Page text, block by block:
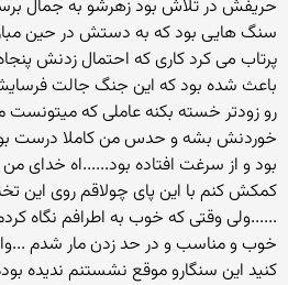
حریفش در تلاش بود زهرشو به جمال
سنگ هایی بود که به دستش در حین
پرتاب می کرد کاری که احتمال زدنش
باعث شده بود که این جنگ جالت
رو زودتر خسته بکنه عاملی که
خوردنش بشه و حدس من کاملا درست
بود و از سرغت افتاده بود......اه خدای
کمکش کنم با این پای چولاقم روی این
......ولی وقتی که خوب به اطرافم نگاه
خوب و مناسب و در حد زدن مار شدم
کنید این سنگارو موقع نشستنم ندیده